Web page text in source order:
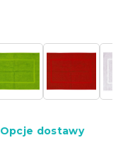
Opcje dostawy